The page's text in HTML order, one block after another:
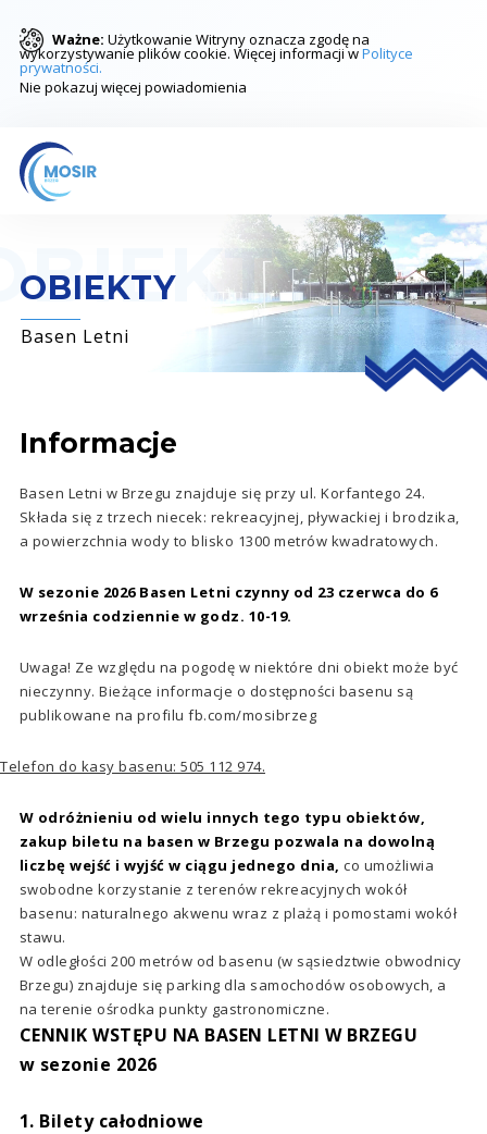
Ważne: Użytkowanie Witryny oznacza zgodę na
wykorzystywanie plików cookie. Więcej informacji wPolityce
prywatności.
Nie pokazuj więcej powiadomienia
OBIEKTY
Basen Letni
Informacje
Basen Letni w Brzegu znajduje się przy ul. Korfantego 24.
Składa się z trzech niecek: rekreacyjnej, pływackiej i brodzika,
a powierzchnia wody to blisko 1300 metrów kwadratowych.
W sezonie 2026 Basen Letni czynny od 23 czerwca do 6
września codziennie w godz. 10-19.
Uwaga! Ze względu na pogodę w niektóre dni obiekt może być
nieczynny. Bieżące informacje o dostępności basenu są
publikowane na profilu fb.com/mosibrzeg
Telefon do kasy basenu: 505 112 974.
W odróżnieniu od wielu innych tego typu obiektów,
zakup biletu na basen w Brzegu pozwala na dowolną
liczbę wejść i wyjść w ciągu jednego dnia, co umożliwia
swobodne korzystanie z terenów rekreacyjnych wokół
basenu: naturalnego akwenu wraz z plażą i pomostami wokół
stawu.
W odległości 200 metrów od basenu (w sąsiedztwie obwodnicy
Brzegu) znajduje się parking dla samochodów osobowych, a
na terenie ośrodka punkty gastronomiczne.
CENNIK WSTĘPU NA BASEN LETNI W BRZEGU
w sezonie 2026
1. Bilety całodniowe